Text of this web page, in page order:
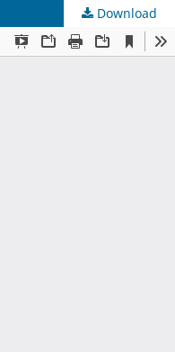
Download